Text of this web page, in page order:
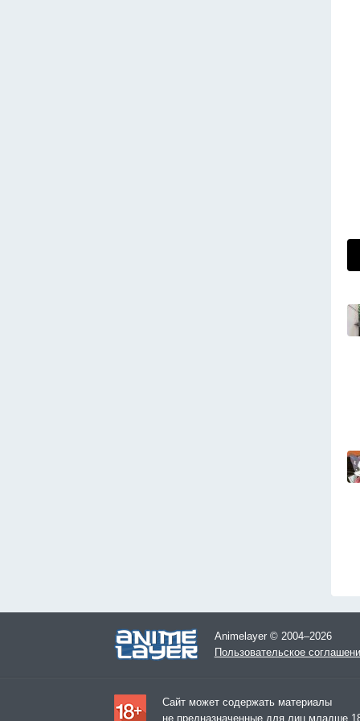
Animelayer © 2004–2026
Пользовательское
Сайт может содержать материалы
не предназначенные для лиц младше